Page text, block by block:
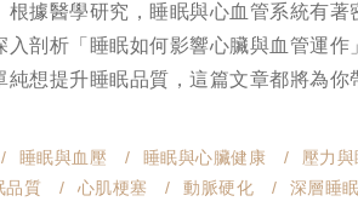
據醫學研究，睡眠與心血管系統有
剖析「睡眠如何影響心臟與血管運作
想提升睡眠品質，這篇文章都將為
睡眠與血壓 睡眠與心臟健康 壓力
品質 心肌梗塞 動脈硬化 深層睡眠